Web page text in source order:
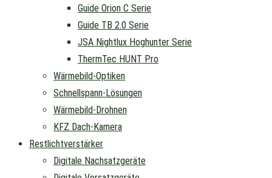
Guide Orion C Serie
Guide TB 2.0 Serie
JSA Nightlux Hoghunter Serie
ThermTec HUNT Pro
Wärmebild-Optiken
Schnellspann-Lösungen
Wärmebild-Drohnen
KFZ Dach-Kamera
Restlichtverstärker
Digitale Nachsatzgeräte